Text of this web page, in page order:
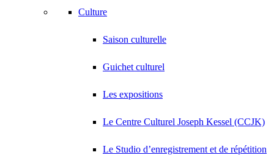
Culture
Saison culturelle
Guichet culturel
Les expositions
Le Centre Culturel Joseph Kessel (CCJK)
Le Studio d’enregistrement et de répétition